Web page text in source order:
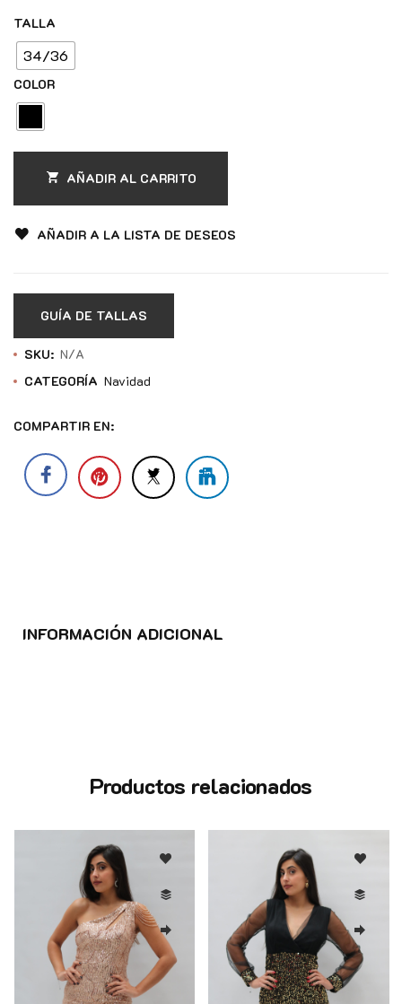
TALLA
34/36
COLOR
AÑADIR AL CARRITO
AÑADIR A LA LISTA DE DESEOS
GUÍA DE TALLAS
SKU: N/A
CATEGORÍA Navidad
COMPARTIR EN:
INFORMACIÓN ADICIONAL
Productos relacionados